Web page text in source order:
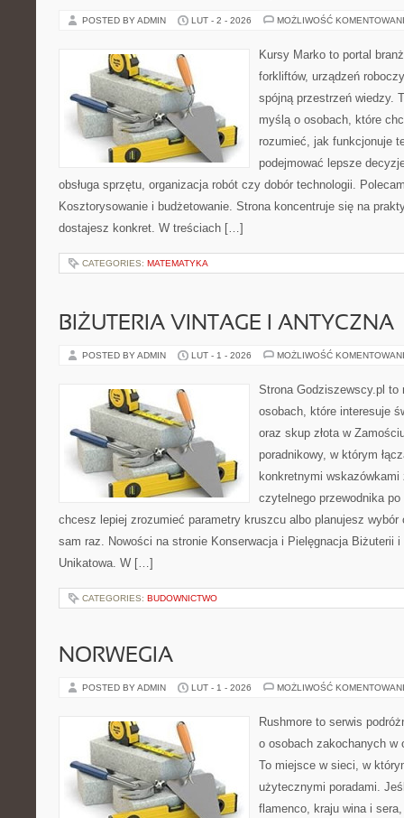
POSTED BY ADMIN LUT - 2 - 2026 MOŻLIWOŚĆ
Kursy Marko to portal
forkliftów, urządzeń
spójną przestrzeń wiedzy.
myślą o osobach, które
rozumieć, jak funkcjonuje
podejmować lepsze
obsługa sprzętu, organizacja robót czy dobór technologii.
Kosztorysowanie i budżetowanie. Strona koncentruje się na
dostajesz konkret. W treściach […]
CATEGORIES: MATEMATYKA
BIŻUTERIA VINTAGE I ANTYCZNA
POSTED BY ADMIN LUT - 1 - 2026 MOŻLIWOŚĆ
Strona Godziszewscy.pl
osobach, które interesuje
oraz skup złota w
poradnikowy, w którym
konkretnymi
czytelnego przewodnika
chcesz lepiej zrozumieć parametry kruszcu albo planujesz
sam raz. Nowości na stronie Konserwacja i Pielęgnacja Biżuterii
Unikatowa. W […]
CATEGORIES: BUDOWNICTWO
NORWEGIA
POSTED BY ADMIN LUT - 1 - 2026 MOŻLIWOŚĆ
Rushmore to serwis
o osobach zakochanych w
To miejsce w sieci, w
użytecznymi poradami.
flamenco, kraju wina i